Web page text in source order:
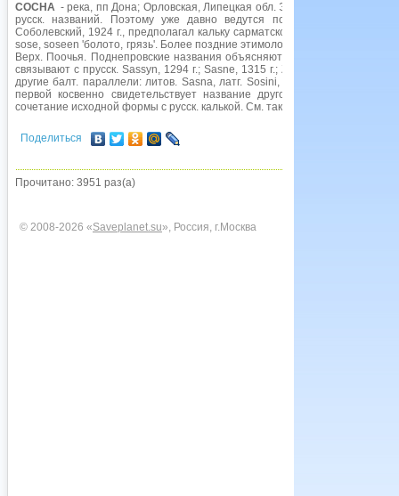
СОСНА - река, пп Дона; Орловская, Липецкая обл. Этимология от русск.
русск. названий. Поэтому уже давно ведутся поиски объяснения
Соболевский, 1924 г., предполагал кальку сарматского названия, Т. Лер-
sose, soseen 'болото, грязь'. Более поздние этимологии связаны с
Верх. Поочья. Поднепровские названия объясняют из балт. *Tusna >
связывают с прусск. Sassyn, 1294 г.; Sasne, 1315 г.; Zossin, 1350г., позже
другие балт. параллели: литов. Sasna, латг. Sosini, Soseni. Хотя вторая
первой косвенно свидетельствует название другого пп Дона
сочетание исходной формы с русск. калькой. См. также
Поделиться
Прочитано: 3951 раз(а)
© 2008-2026 «Saveplanet.su», Россия, г.Москва